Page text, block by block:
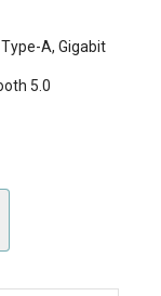
A, Gigabit
5.0